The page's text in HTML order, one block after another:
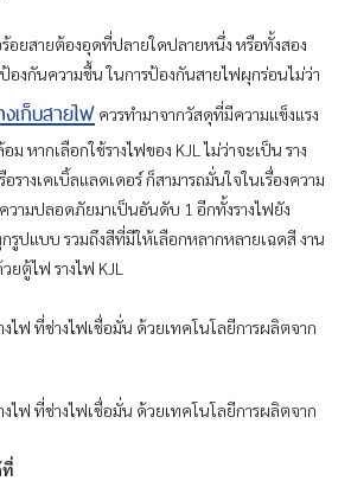
อยสายต้องอุดที่ปลายใดปลายหนึ่ง หรือทั้งสอง
องกันความชื้น ในการป้องกันสายไฟผุกร่อนไม่ว่า
งเก็บสายไฟ ควรทำมาจากวัสดุที่มีความแข็งแรง
หากเลือกใช้รางไฟของ KJL ไม่ว่าจะเป็น ราง
อรางเคเบิ้ลแลดเดอร์ ก็สามารถมั่นใจในเรื่องความ
วามปลอดภัยมาเป็นอันดับ 1 อีกทั้งรางไฟยัง
รูปแบบ รวมถึงสีที่มีให้เลือกหลากหลายเฉดสี งาน
ยตู้ไฟ รางไฟ KJL
ไฟ ที่ช่างไฟเชื่อมั่น ด้วยเทคโนโลยีการผลิตจาก
ไฟ ที่ช่างไฟเชื่อมั่น ด้วยเทคโนโลยีการผลิตจาก